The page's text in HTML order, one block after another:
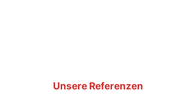
Unsere Referenzen